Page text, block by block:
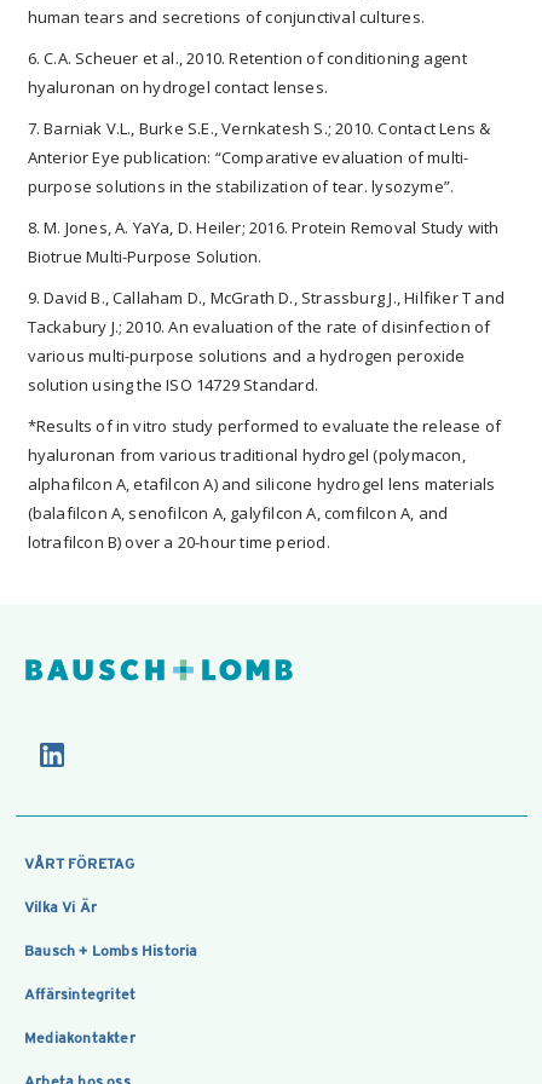
human tears and secretions of conjunctival cultures.
6. C.A. Scheuer et al., 2010. Retention of conditioning agent
hyaluronan on hydrogel contact lenses.
7. Barniak V.L., Burke S.E., Vernkatesh S.; 2010. Contact Lens &
Anterior Eye publication: “Comparative evaluation of multi-
purpose solutions in the stabilization of tear. lysozyme”.
8. M. Jones, A. YaYa, D. Heiler; 2016. Protein Removal Study with
Biotrue Multi-Purpose Solution.
9. David B., Callaham D., McGrath D., Strassburg J., Hilfiker T and
Tackabury J.; 2010. An evaluation of the rate of disinfection of
various multi-purpose solutions and a hydrogen peroxide
solution using the ISO 14729 Standard.
*Results of in vitro study performed to evaluate the release of
hyaluronan from various traditional hydrogel (polymacon,
alphafilcon A, etafilcon A) and silicone hydrogel lens materials
(balafilcon A, senofilcon A, galyfilcon A, comfilcon A, and
lotrafilcon B) over a 20-hour time period.
VÅRT FÖRETAG
Vilka Vi Är
Bausch + Lombs Historia
Affärsintegritet
Mediakontakter